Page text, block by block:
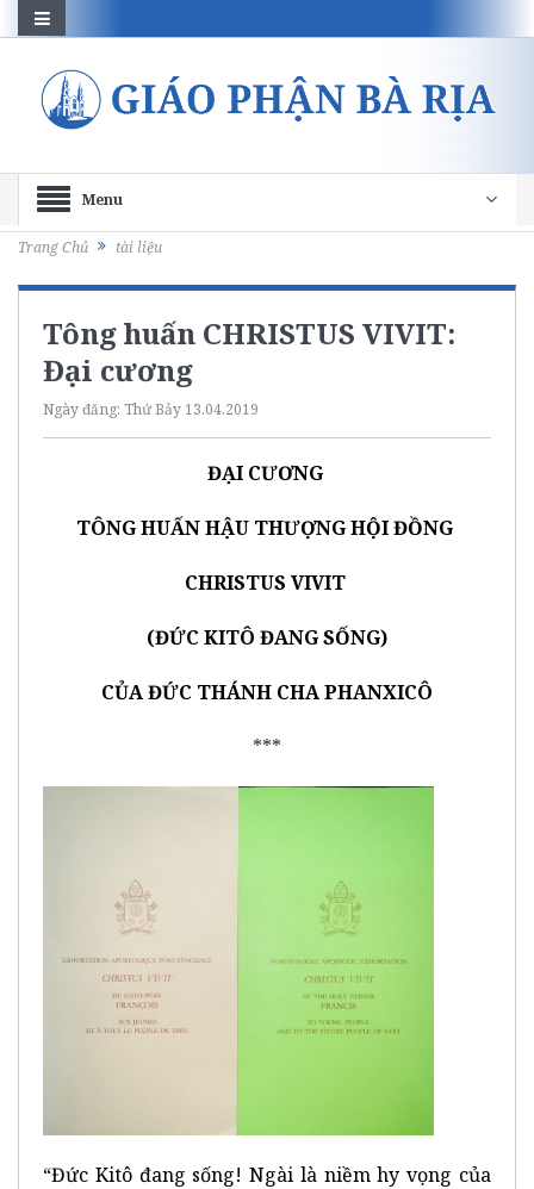
Menu
Trang Chủ tài liệu
Tông huấn CHRISTUS VIVIT:
Đại cương
Ngày đăng: Thứ Bảy 13.04.2019
ĐẠI CƯƠNG
TÔNG HUẤN HẬU THƯỢNG HỘI ĐỒNG
CHRISTUS VIVIT
(ĐỨC KITÔ ĐANG SỐNG)
CỦA ĐỨC THÁNH CHA PHANXICÔ
***
“Đức Kitô đang sống! Ngài là niềm hy vọng của